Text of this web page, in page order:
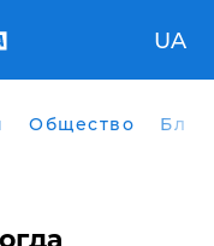
UA
Общество